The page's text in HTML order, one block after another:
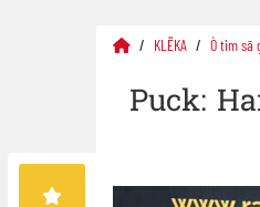
KLËKA Ò tim sã
Puck: